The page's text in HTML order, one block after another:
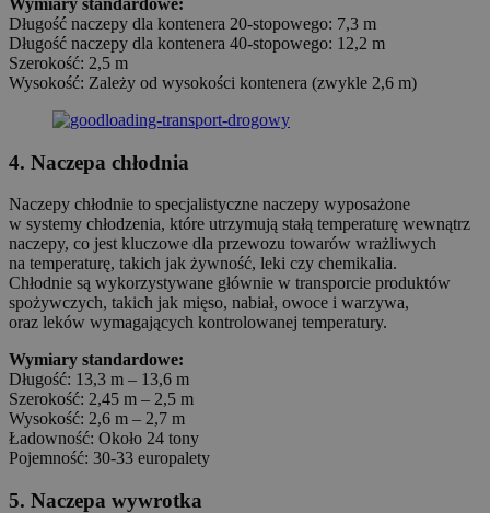
Długość naczepy dla kontenera 20-stopowego: 7,3 m
Długość naczepy dla kontenera 40-stopowego: 12,2 m
Szerokość: 2,5 m
Wysokość: Zależy od wysokości kontenera (zwykle 2,6 m)
4. Naczepa chłodnia
Naczepy chłodnie to specjalistyczne naczepy wyposażone
w systemy chłodzenia, które utrzymują stałą temperaturę wewnątrz
naczepy, co jest kluczowe dla przewozu towarów wrażliwych
na temperaturę, takich jak żywność, leki czy chemikalia.
Chłodnie są wykorzystywane głównie w transporcie produktów
spożywczych, takich jak mięso, nabiał, owoce i warzywa,
oraz leków wymagających kontrolowanej temperatury.
Wymiary standardowe:
Długość: 13,3 m – 13,6 m
Szerokość: 2,45 m – 2,5 m
Wysokość: 2,6 m – 2,7 m
Ładowność: Około 24 tony
Pojemność: 30-33 europalety
5. Naczepa wywrotka